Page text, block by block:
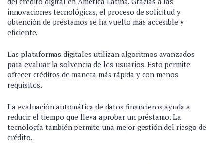
innovaciones tecnológicas, el proceso de solicitud y
obtención de préstamos se ha vuelto más accesible y
eficiente.
Las plataformas digitales utilizan algoritmos avanzados
para evaluar la solvencia de los usuarios. Esto permite
ofrecer créditos de manera más rápida y con menos
requisitos.
La evaluación automática de datos financieros ayuda a
reducir el tiempo que lleva aprobar un préstamo. La
tecnología también permite una mejor gestión del riesgo de
crédito.